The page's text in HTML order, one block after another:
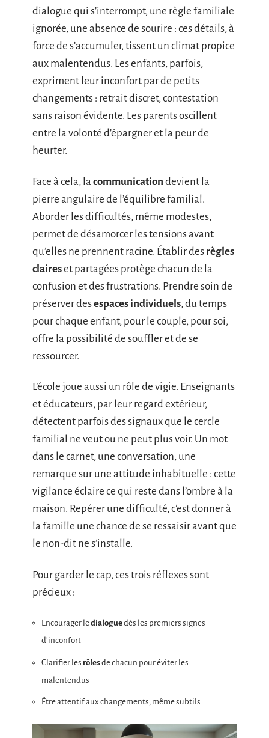
dialogue qui s’interrompt, une règle familiale
ignorée, une absence de sourire : ces détails, à
force de s’accumuler, tissent un climat propice
aux malentendus. Les enfants, parfois,
expriment leur inconfort par de petits
changements : retrait discret, contestation
sans raison évidente. Les parents oscillent
entre la volonté d’épargner et la peur de
heurter.
Face à cela, la communication devient la
pierre angulaire de l’équilibre familial.
Aborder les difficultés, même modestes,
permet de désamorcer les tensions avant
qu’elles ne prennent racine. Établir des règles
claireset partagées protège chacun de la
confusion et des frustrations. Prendre soin de
préserver desespaces individuels, du temps
pour chaque enfant, pour le couple, pour soi,
offre la possibilité de souffler et de se
ressourcer.
L’école joue aussi un rôle de vigie. Enseignants
et éducateurs, par leur regard extérieur,
détectent parfois des signaux que le cercle
familial ne veut ou ne peut plus voir. Un mot
dans le carnet, une conversation, une
remarque sur une attitude inhabituelle : cette
vigilance éclaire ce qui reste dans l’ombre à la
maison. Repérer une difficulté, c’est donner à
la famille une chance de se ressaisir avant que
le non-dit ne s’installe.
Pour garder le cap, ces trois réflexes sont
précieux :
Encourager ledialoguedès les premiers signes
d’inconfort
Clarifier les rôlesde chacun pour éviter les
malentendus
Être attentif aux changements, même subtils